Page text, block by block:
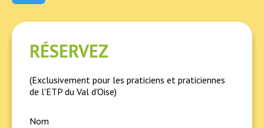
RÉSERVEZ
(Exclusivement pour les praticiens et praticiennes
de l'ETP du Val d'Oise)
Nom